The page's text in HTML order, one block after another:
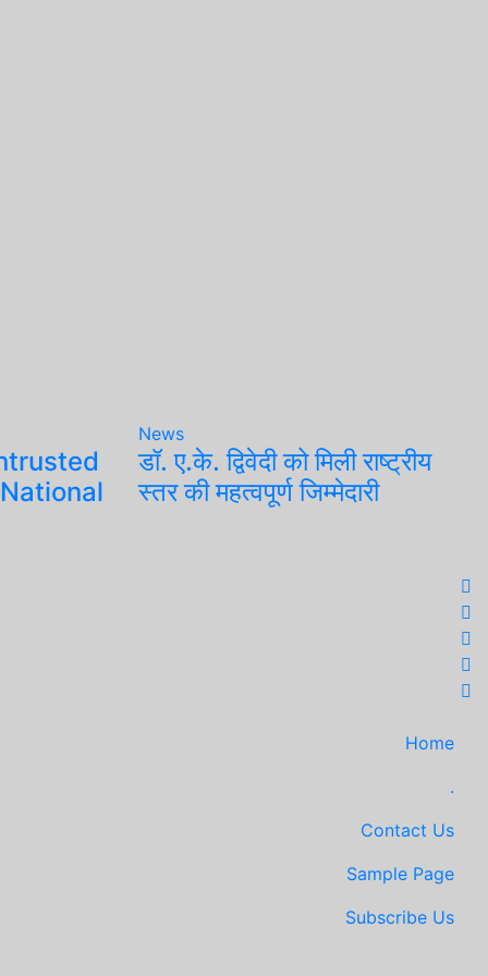
News
डॉ. ए.के. द्विवेदी को मिली राष्ट्रीय
स्तर की महत्वपूर्ण जिम्मेदारी
Home
.
Contact Us
Sample Page
Subscribe Us